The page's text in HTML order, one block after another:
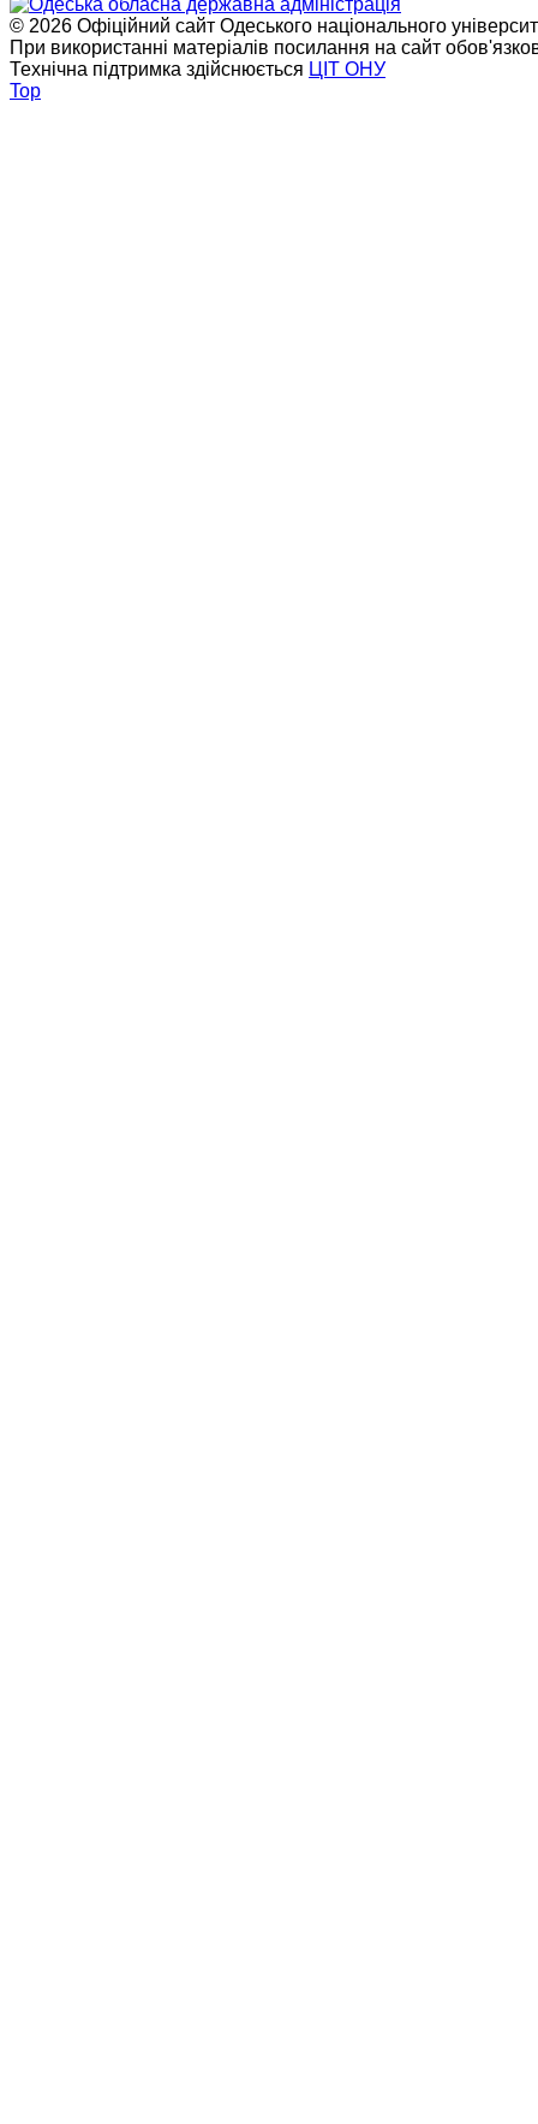
© 2026 Офіційний сайт Одеського національного
При використанні матеріалів посилання на сайт
Технічна підтримка здійснюється ЦІТ ОНУ
Top